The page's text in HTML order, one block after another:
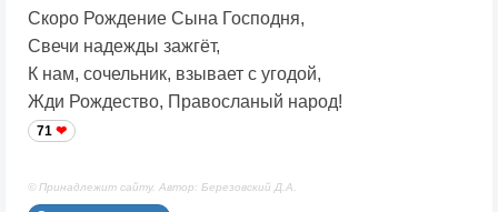
Скоро Рождение Сына Господня,
Свечи надежды зажгёт,
К нам, сочельник, взывает с угодой,
Жди Рождество, Правосланый народ!
71
© Принадлежит сайту. Автор: Березовский Д.А.